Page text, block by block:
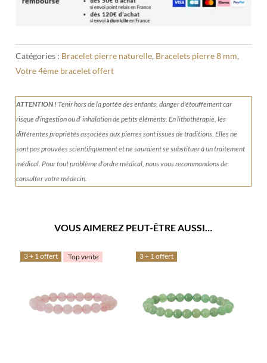
Catégories : Bracelet pierre naturelle, Bracelets pierre 8 mm,
Votre 4ème bracelet offert
ATTENTION !Tenirhors de la portée des enfants, danger d'étouffement car
risque d’ingestion ou d’ inhalation de petits éléments.En lithothérapie, les
différentes propriétés associées aux pierres sont issues de traditions. Elles ne
sont pas prouvées scientifiquement et ne sauraient se substituer à un traitement
médical. Pour tout problème d'ordre médical, nous vous recommandons de
consulter votre médecin.
VOUS AIMEREZ PEUT-ÊTRE AUSSI…
3 + 1 offert Top vente 3 + 1 offert